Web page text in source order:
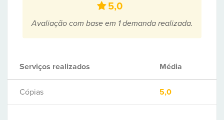
5,0
Avaliação com base em 1 demanda realizada.
Serviços realizados Média
Cópias 5,0